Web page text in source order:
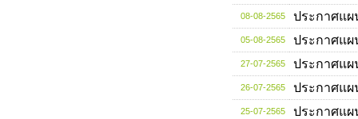
08-08-2565 ประกาศแผ
05-08-2565 ประกาศแผ
27-07-2565 ประกาศแผ
26-07-2565 ประกาศแผ
25-07-2565 ประกาศแผ